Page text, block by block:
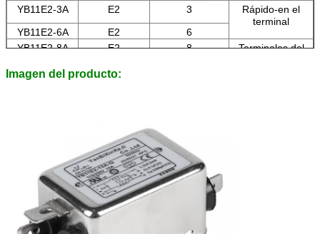
YB11E2-3A
E2 3
Rápido-en el
terminal
YB11E2-6A
E2
6
YB11E2-8A
E2 8
Terminales del
YB11E2--10A E2
Imagen del producto: